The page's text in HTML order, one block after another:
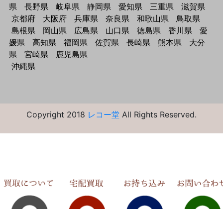
県
長野県 岐阜県 静岡県 愛知県 三重県
滋賀県
京都府
大阪府 兵庫県 奈良県 和歌山県
鳥取県
島根県
岡山県 広島県 山口県 徳島県 香川県
愛
媛県
高知県 福岡県 佐賀県 長崎県 熊本県
大分
県
宮崎県
鹿児島県
沖縄県
Copyright 2018 レコー堂 All Rights Reserved.